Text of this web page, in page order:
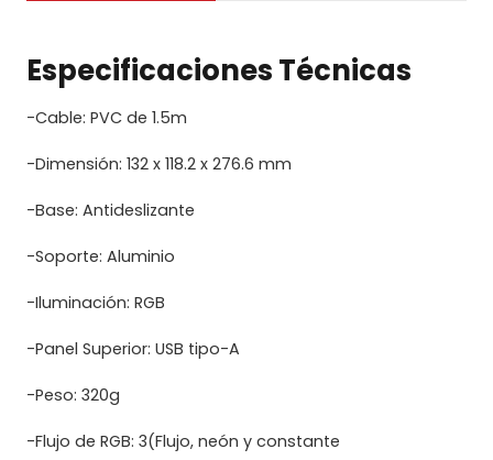
Especificaciones Técnicas
-Cable: PVC de 1.5m
-Dimensión: 132 x 118.2 x 276.6 mm
-Base: Antideslizante
-Soporte: Aluminio
-Iluminación: RGB
-Panel Superior: USB tipo-A
-Peso: 320g
-Flujo de RGB: 3(Flujo, neón y constante